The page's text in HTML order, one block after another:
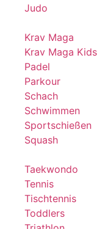
Judo
Krav Maga
Krav Maga Kids
Padel
Parkour
Schach
Schwimmen
Sportschießen
Squash
Taekwondo
Tennis
Tischtennis
Toddlers